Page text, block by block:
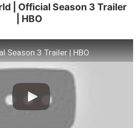
| Official Season 3 Trailer
| HBO
Season 3 Trailer | HBO